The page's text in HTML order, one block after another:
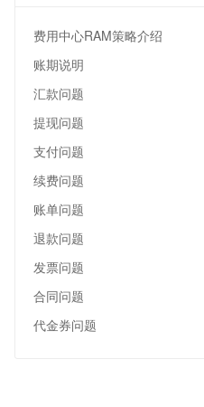
费用中心RAM策略介绍
账期说明
汇款问题
提现问题
支付问题
续费问题
账单问题
退款问题
发票问题
合同问题
代金券问题